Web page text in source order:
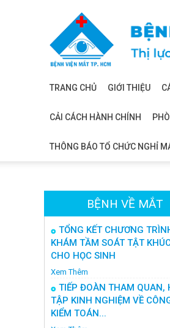
mắt
TRANG CHỦ GIỚI THIỆU
CẢI CÁCH HÀNH CHÍNH
THÔNG BÁO TỔ CHỨC NGHỈ
BỆNH VỀ MẮT
TỔNG KẾT CHƯƠNG
KHÁM TẦM SOÁT TẬT
CHO HỌC SINH
Xem Thêm
TIẾP ĐOÀN THAM QUAN,
TẬP KINH NGHIỆM VỀ
KIỂM TOÁN...